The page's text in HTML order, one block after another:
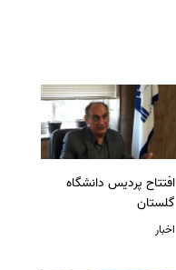
افتتاح پردیس دانشگاه
گلستان
اخبار